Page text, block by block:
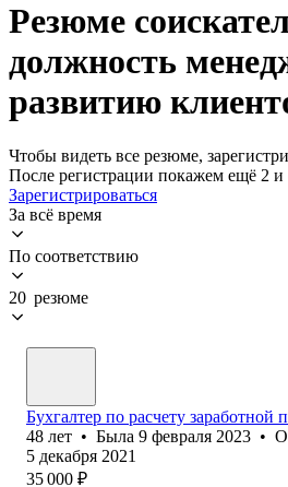
Резюме
должность
развитию
Чтобы видеть все резюме,
После регистрации покажем ещё 2 и
Зарегистрироваться
За всё время
По соответствию
20 резюме
Бухгалтер по расчету заработной
48 лет • Была 9 февраля 2023 •
5 декабря 2021
35 000 ₽